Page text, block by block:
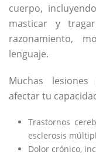
cuerpo,
masticar y
razonamiento,
lenguaje.
Muchas
afectar tu
Trastornos
esclerosis
Dolor crónico,